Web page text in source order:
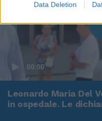
Data Deletion
00:00
Leonardo Maria Del
in ospedale. Le